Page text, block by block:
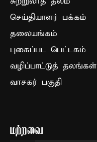
செய்தியாளர் பக்கம்
தலையங்கம்
புகைப்பட பெட்டகம்
வழிப்பாட்டுத் தலங்கள்
வாசகர் பகுதி
மற்றவை